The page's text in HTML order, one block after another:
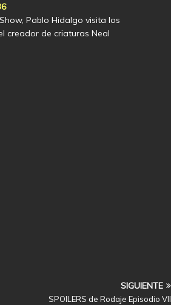
Pablo Hidalgo visita los
creador de criaturas Neal
SIGUIENTE
SPOILERS de Rodaje Episodio VII